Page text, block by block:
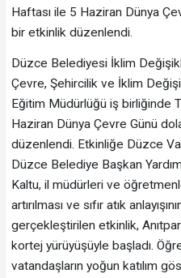
Haftası ile 5 Haziran Dünya
bir etkinlik düzenlendi.
Düzce Belediyesi İklim
Çevre, Şehircilik ve İklim
Eğitim Müdürlüğü iş birliğinde
Haziran Dünya Çevre Günü
düzenlendi. Etkinliğe Düzce
Düzce Belediye Başkan
Kaltu, il müdürleri ve
artırılması ve sıfır atık
gerçekleştirilen etkinlik,
kortej yürüyüşüyle başladı.
vatandaşların yoğun katılım